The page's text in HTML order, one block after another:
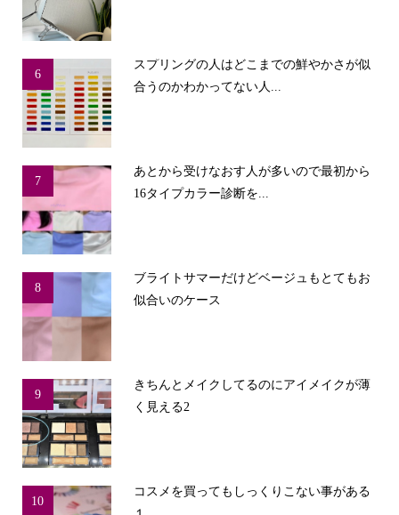
6
スプリングの人はどこまでの鮮やかさが似
合うのかわかってない人...
7
あとから受けなおす人が多いので最初から
16タイプカラー診断を...
8
ブライトサマーだけどベージュもとてもお
似合いのケース
9
きちんとメイクしてるのにアイメイクが薄
く見える2
10
コスメを買ってもしっくりこない事がある